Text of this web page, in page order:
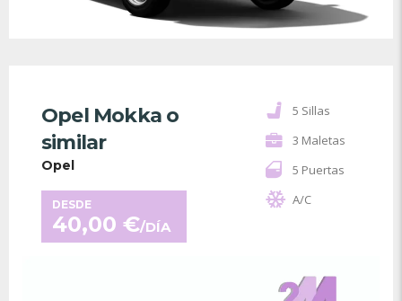
Opel Mokka o
similar
Opel
DESDE
40,00 €/DÍA
5 Sillas
3 Maletas
5 Puertas
A/C